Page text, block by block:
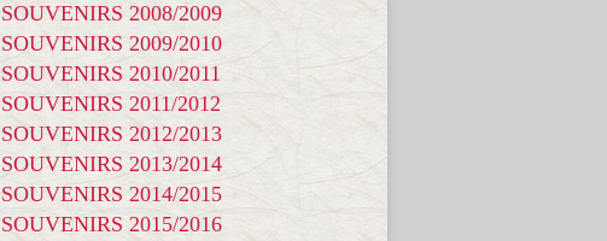
SOUVENIRS 2008/2009
SOUVENIRS 2009/2010
SOUVENIRS 2010/2011
SOUVENIRS 2011/2012
SOUVENIRS 2012/2013
SOUVENIRS 2013/2014
SOUVENIRS 2014/2015
SOUVENIRS 2015/2016